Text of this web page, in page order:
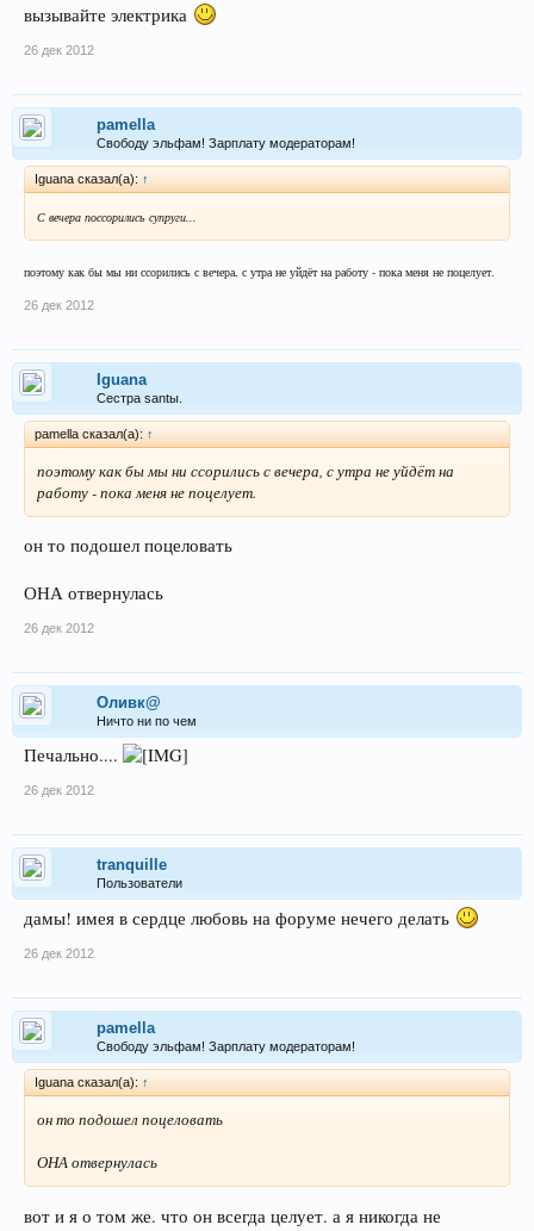
вызывайте электрика
26 дек 2012
pamella
Свободу эльфам! Зарплату модераторам!
Iguana сказал(а): ↑
С вечера поссорились супруги...
поэтому как бы мы ни ссорились с вечера, с утра не уйдёт на работу - пока меня не поцелует.
26 дек 2012
Iguana
Сестра santы.
pamella сказал(а): ↑
поэтому как бы мы ни ссорились с вечера, с утра не уйдёт на
работу - пока меня не поцелует.
он то подошел поцеловать
ОНА отвернулась
26 дек 2012
Оливк@
Ничто ни по чем
Печально....
26 дек 2012
tranquille
Пользователи
дамы! имея в сердце любовь на форуме нечего делать
26 дек 2012
pamella
Свободу эльфам! Зарплату модераторам!
Iguana сказал(а): ↑
он то подошел поцеловать
ОНА отвернулась
вот и я о том же. что он всегда целует. а я никогда не